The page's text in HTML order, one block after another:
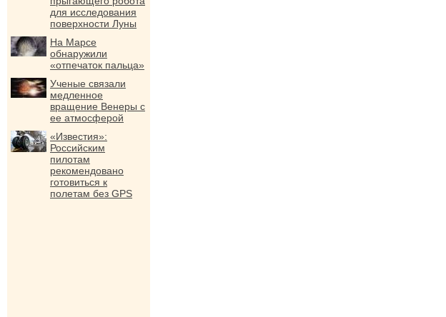
для исследования
поверхности Луны
На Марсе
обнаружили
«отпечаток пальца»
Ученые связали
медленное
вращение Венеры с
ее атмосферой
«Известия»:
Российским
пилотам
рекомендовано
готовиться к
полетам без GPS